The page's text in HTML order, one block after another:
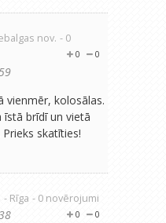
nov. - 0
0
0
vienmēr, kolosālas.
īstā brīdī un vietā
skatīties!
- Rīga - 0 novērojumi
0
0